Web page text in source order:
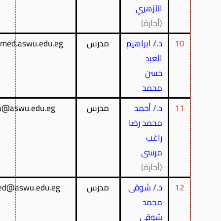
الآزهري
(أجارة)
10
د./ ابراهيم
العبد
حسن
محمد
مدرس
11
د./ أحمد
محمد رضا
راغب
مرسى
(أجارة)
مدرس
12
د./ شوقى
محمد
شوقى
مدرس